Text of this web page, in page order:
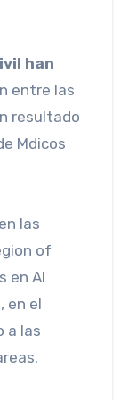
han
entre las
resultado
Mdicos
las
of
en Al
en el
a las